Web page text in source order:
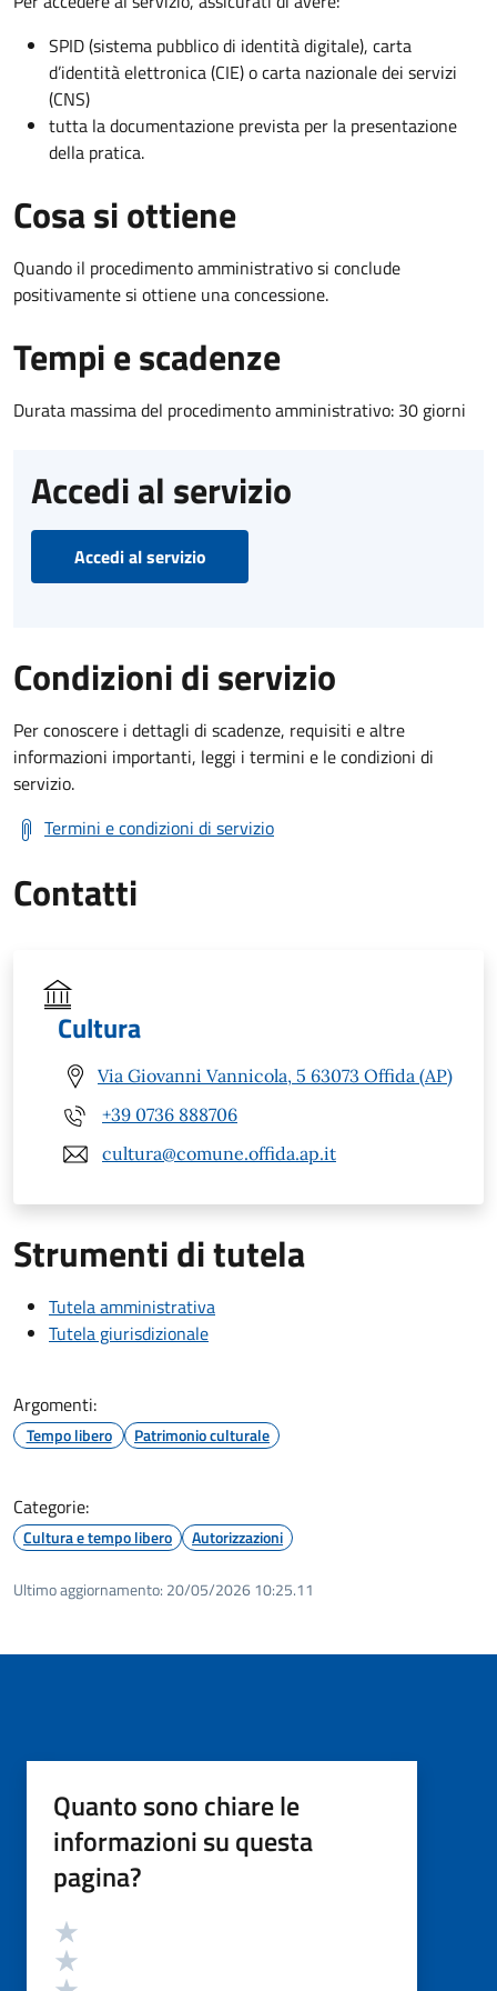
SPID (sistema pubblico di identità digitale), carta
d’identità elettronica (CIE) o carta nazionale dei servizi
(CNS)
tutta la documentazione prevista per la presentazione
della pratica.
Cosa si ottiene
Quando il procedimento amministrativo si conclude
positivamente si ottiene una concessione.
Tempi e scadenze
Durata massima del procedimento amministrativo: 30 giorni
Accedi al servizio
Accedi al servizio
Condizioni di servizio
Per conoscere i dettagli di scadenze, requisiti e altre
informazioni importanti, leggi i termini e le condizioni di
servizio.
Termini e condizioni di servizio
Contatti
Cultura
Via Giovanni Vannicola, 5 63073 Offida (AP)
+39 0736 888706
cultura@comune.offida.ap.it
Strumenti di tutela
Tutela amministrativa
Tutela giurisdizionale
Argomenti:
Tempo libero Patrimonio culturale
Categorie:
Cultura e tempo libero Autorizzazioni
Ultimo aggiornamento: 20/05/2026 10:25.11
Quanto sono chiare le
informazioni su questa
pagina?
Valutazione